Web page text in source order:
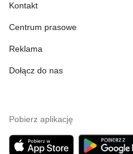
Kontakt
Centrum prasowe
Reklama
Dołącz do nas
Pobierz aplikację